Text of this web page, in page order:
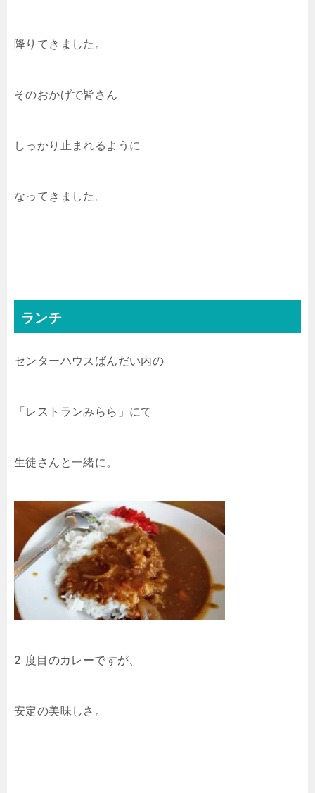
降りてきました。
そのおかげで皆さん
しっかり止まれるように
なってきました。
ランチ
センターハウスばんだい内の
「レストランみらら」にて
生徒さんと一緒に。
2 度目のカレーですが、
安定の美味しさ。